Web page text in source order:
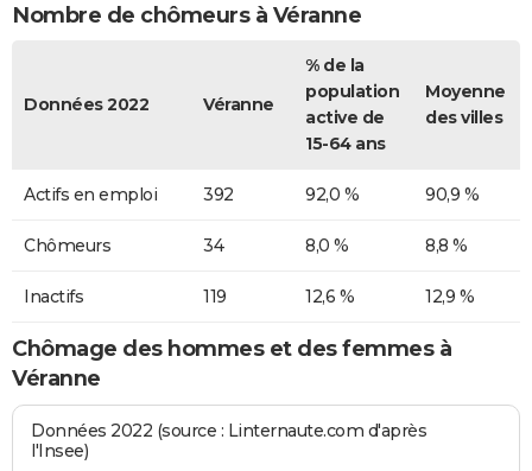
Nombre de chômeurs à Véranne
Données 2022 Véranne
% de la
population
active de
15-64 ans
Moyenne
des villes
Actifs en emploi 392 92,0 % 90,9 %
Chômeurs 34 8,0 % 8,8 %
Inactifs 119 12,6 % 12,9 %
Chômage des hommes et des femmes à
Véranne
Données 2022 (source : Linternaute.com d'après
l'Insee)